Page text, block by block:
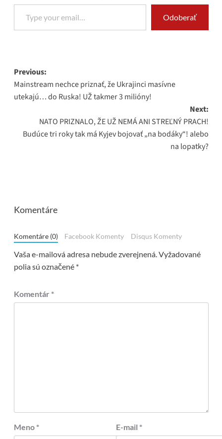
Type your email…
Odoberať
Post
navigation
Previous:
Mainstream nechce priznať, že Ukrajinci masívne
utekajú… do Ruska! UŽ takmer 3 milióny!
Next:
NATO PRIZNALO, ŽE UŽ NEMÁ ANI STREĽNÝ PRACH!
Budúce tri roky tak má Kyjev bojovať „na bodáky“! alebo
na lopatky?
Komentáre
Komentáre (0) Facebook Komenty Disqus Komenty
Vaša e-mailová adresa nebude zverejnená. Vyžadované
polia sú označené *
Komentár *
Meno * E-mail *